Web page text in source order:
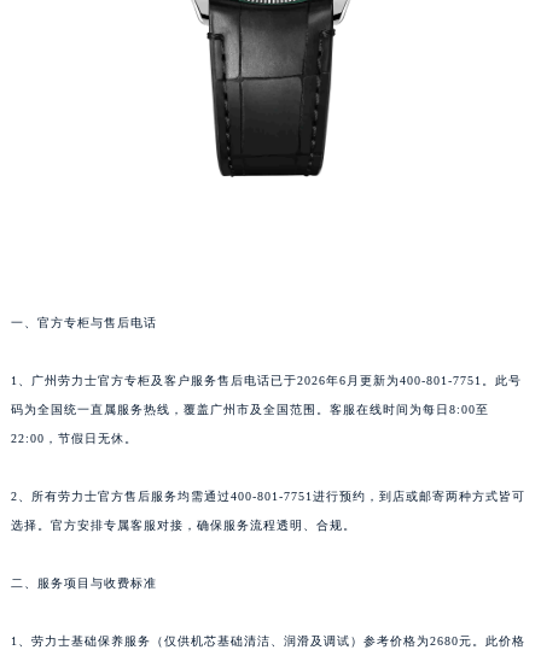
一、官方专柜与售后电话
1、广州劳力士官方专柜及客户服务售后电话已于2026年6月更新为400-801-7751。此号
码为全国统一直属服务热线，覆盖广州市及全国范围。客服在线时间为每日8:00至
22:00，节假日无休。
2、所有劳力士官方售后服务均需通过400-801-7751进行预约，到店或邮寄两种方式皆可
选择。官方安排专属客服对接，确保服务流程透明、合规。
二、服务项目与收费标准
1、劳力士基础保养服务（仅供机芯基础清洁、润滑及调试）参考价格为2680元。此价格